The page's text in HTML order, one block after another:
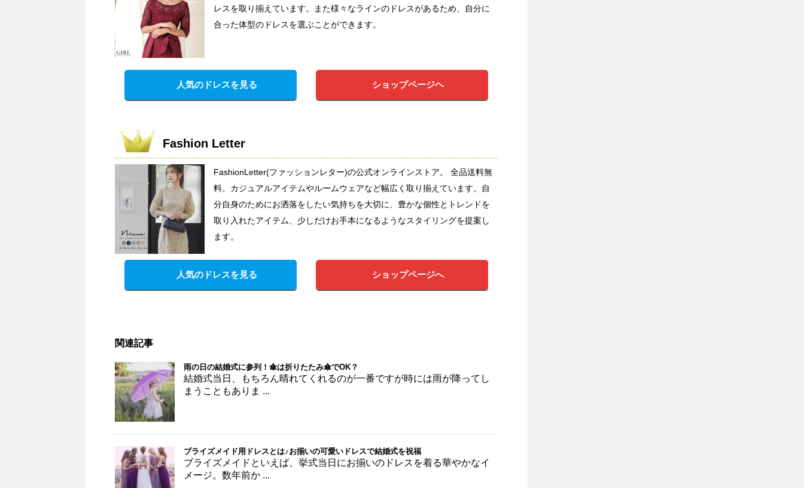
レスを取り揃えています。また様々なラインのドレスがあるため、自分に
合った体型のドレスを選ぶことができます。
人気のドレスを見る ショップページヘ
Fashion Letter
FashionLetter(ファッションレター)の公式オンラインストア。 全品送料無
料。カジュアルアイテムやルームウェアなど幅広く取り揃えています。自
分自身のためにお洒落をしたい気持ちを大切に、豊かな個性とトレンドを
取り入れたアイテム、少しだけお手本になるようなスタイリングを提案し
ます。
人気のドレスを見る ショップページへ
関連記事
雨の日の結婚式に参列！傘は折りたたみ傘でOK？
結婚式当日、もちろん晴れてくれるのが一番ですが時には雨が降ってし
まうこともありま ...
ブライズメイド用ドレスとは♪お揃いの可愛いドレスで結婚式を祝福
ブライズメイドといえば、挙式当日にお揃いのドレスを着る華やかなイ
メージ。数年前か ...